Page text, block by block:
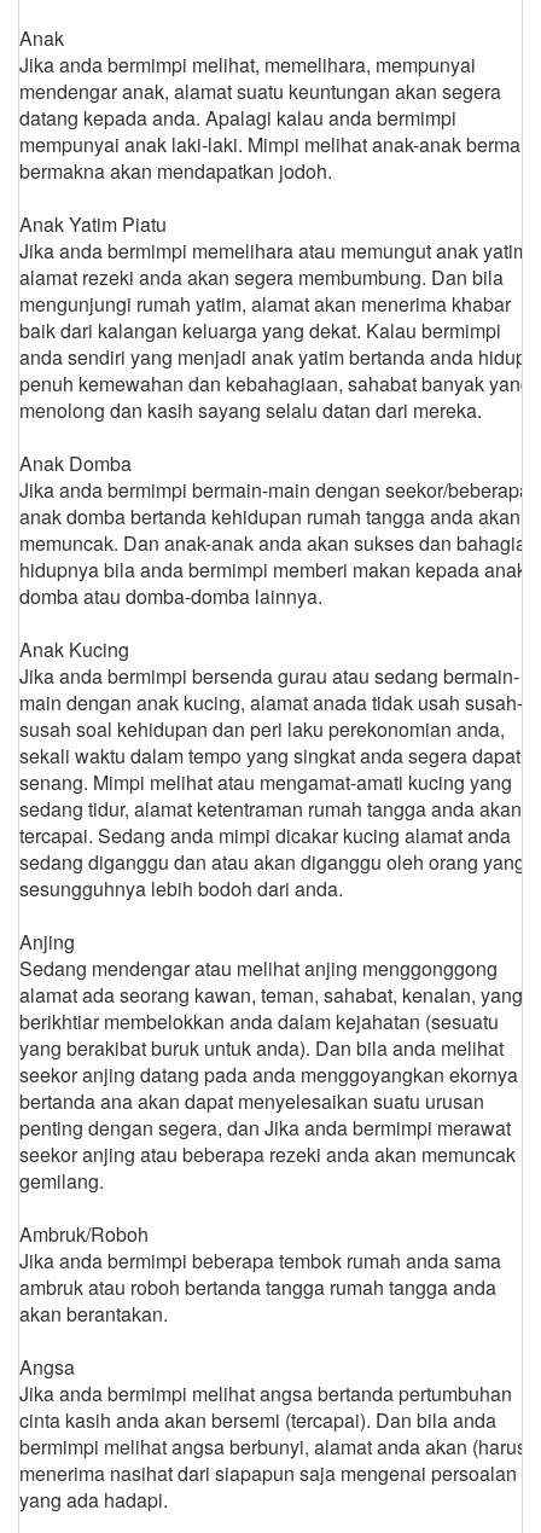
Anak
Jika anda bermimpi melihat, memelihara, mempunyai
mendengar anak, alamat suatu keuntungan akan segera
datang kepada anda. Apalagi kalau anda bermimpi
mempunyai anak laki-laki. Mimpi melihat anak-anak bermain
bermakna akan mendapatkan jodoh.
Anak Yatim Piatu
Jika anda bermimpi memelihara atau memungut anak yatim,
alamat rezeki anda akan segera membumbung. Dan bila
mengunjungi rumah yatim, alamat akan menerima khabar
baik dari kalangan keluarga yang dekat. Kalau bermimpi
anda sendiri yang menjadi anak yatim bertanda anda hidup
penuh kemewahan dan kebahagiaan, sahabat banyak yang
menolong dan kasih sayang selalu datan dari mereka.
Anak Domba
Jika anda bermimpi bermain-main dengan seekor/beberapa
anak domba bertanda kehidupan rumah tangga anda akan
memuncak. Dan anak-anak anda akan sukses dan bahagia
hidupnya bila anda bermimpi memberi makan kepada anak
domba atau domba-domba lainnya.
Anak Kucing
Jika anda bermimpi bersenda gurau atau sedang bermain-
main dengan anak kucing, alamat anada tidak usah susah-
susah soal kehidupan dan peri laku perekonomian anda,
sekali waktu dalam tempo yang singkat anda segera dapat
senang. Mimpi melihat atau mengamat-amati kucing yang
sedang tidur, alamat ketentraman rumah tangga anda akan
tercapai. Sedang anda mimpi dicakar kucing alamat anda
sedang diganggu dan atau akan diganggu oleh orang yang
sesungguhnya lebih bodoh dari anda.
Anjing
Sedang mendengar atau melihat anjing menggonggong
alamat ada seorang kawan, teman, sahabat, kenalan, yang
berikhtiar membelokkan anda dalam kejahatan (sesuatu
yang berakibat buruk untuk anda). Dan bila anda melihat
seekor anjing datang pada anda menggoyangkan ekornya
bertanda ana akan dapat menyelesaikan suatu urusan
penting dengan segera, dan Jika anda bermimpi merawat
seekor anjing atau beberapa rezeki anda akan memuncak
gemilang.
Ambruk/Roboh
Jika anda bermimpi beberapa tembok rumah anda sama
ambruk atau roboh bertanda tangga rumah tangga anda
akan berantakan.
Angsa
Jika anda bermimpi melihat angsa bertanda pertumbuhan
cinta kasih anda akan bersemi (tercapai). Dan bila anda
bermimpi melihat angsa berbunyi, alamat anda akan (harus)
menerima nasihat dari siapapun saja mengenai persoalan
yang ada hadapi.